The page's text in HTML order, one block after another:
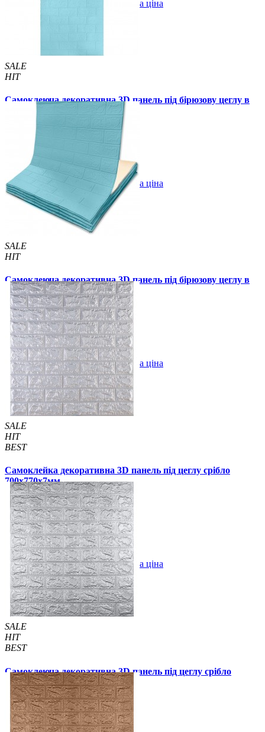
Оптова ціна
SALE
HIT
Самоклеюча декоративна 3D панель під бірюзову цеглу в
рулоні 20м 20000x700x3 мм
1850 грн.
В закладки Оптова ціна
SALE
HIT
Самоклеюча декоративна 3D панель під бірюзову цеглу в
рулоні 3080x700x3 мм
289 грн./шт 500 грн./шт
Купити В закладки Оптова ціна
SALE
HIT
BEST
Самоклейка декоративна 3D панель під цеглу срібло
700x770x7мм
103 грн./шт 150 грн./шт
4 відгуків
Купити В закладки Оптова ціна
SALE
HIT
BEST
Самоклеюча декоративна 3D панель під цеглу срібло
700x770x5мм
84 грн./шт 120 грн./шт